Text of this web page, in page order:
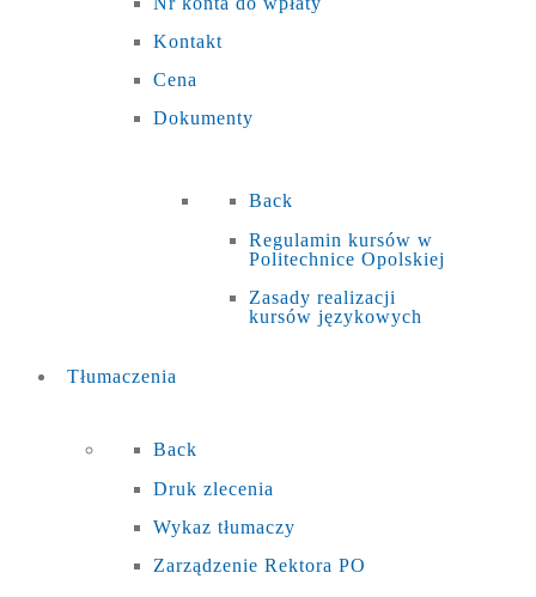
Kontakt
Cena
Dokumenty
Back
Regulamin kursów w
Politechnice Opolskiej
Zasady realizacji
kursów językowych
Tłumaczenia
Back
Druk zlecenia
Wykaz tłumaczy
Zarządzenie Rektora PO